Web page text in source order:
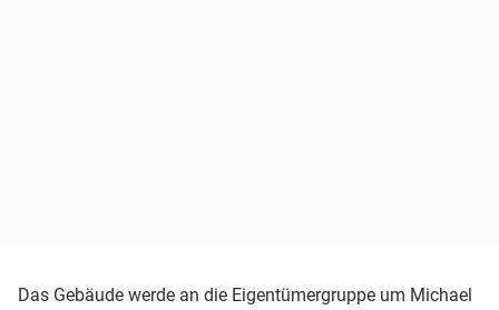
Das Gebäude werde an die Eigentümergruppe um Michael